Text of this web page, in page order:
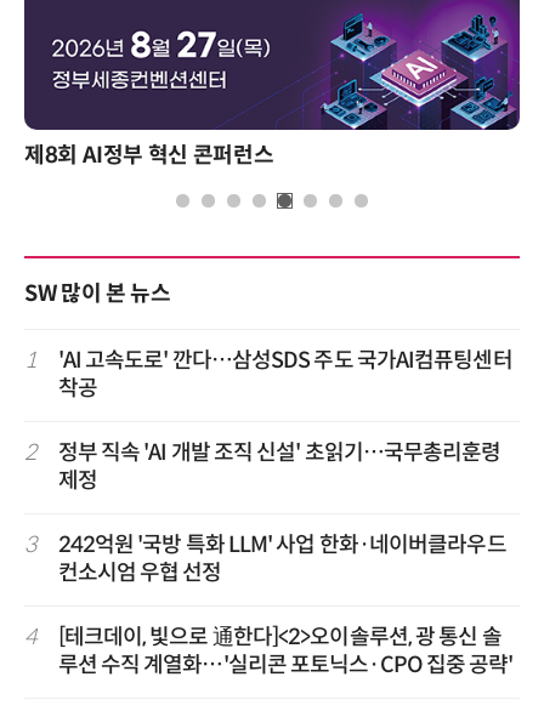
성과를 만드는 AI 에이전트 운영 전략 및 사례
SW 많이 본 뉴스
1
'AI 고속도로' 깐다…삼성SDS 주도 국가AI컴퓨팅센터
착공
2
정부 직속 'AI 개발 조직 신설' 초읽기…국무총리훈령
제정
3
242억원 '국방 특화 LLM' 사업 한화·네이버클라우드
컨소시엄 우협 선정
4
[테크데이, 빛으로 通한다]<2>오이솔루션, 광 통신 솔
루션 수직 계열화…'실리콘 포토닉스·CPO 집중 공략'